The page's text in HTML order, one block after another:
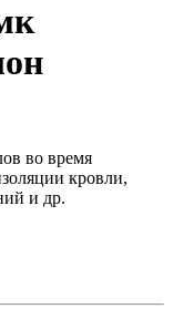
во время
кровли,
и др.